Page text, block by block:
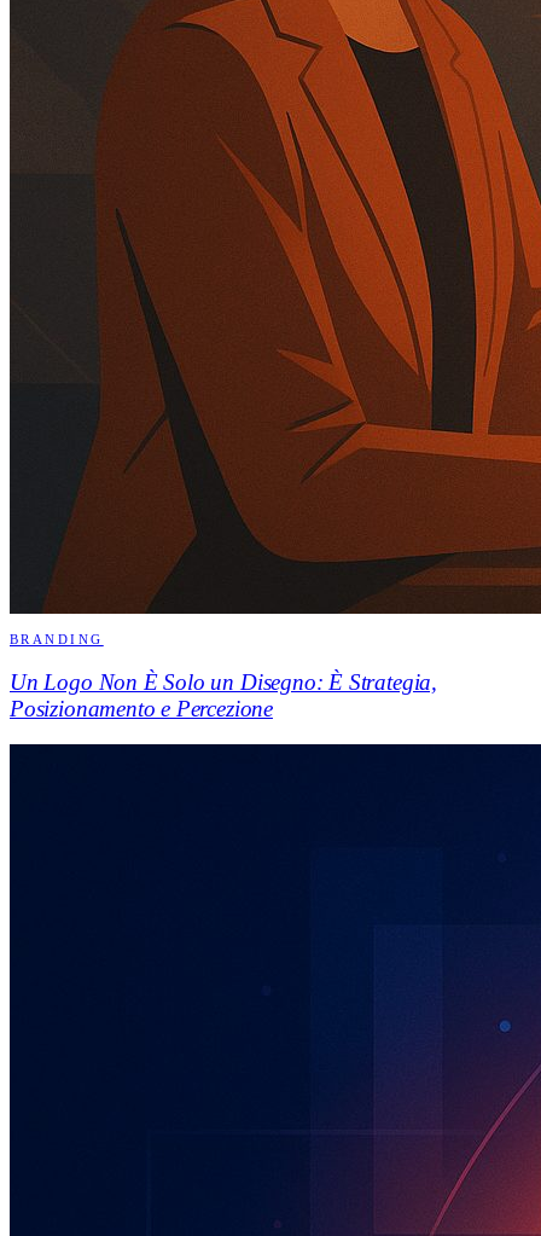
BRANDING
Un Logo Non È Solo un Disegno: È Strategia,
Posizionamento e Percezione